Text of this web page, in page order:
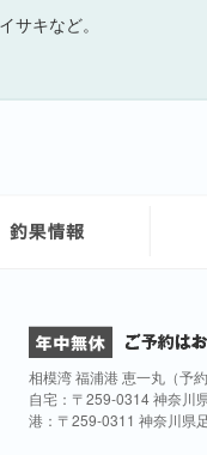
サキなど。
相模湾 福浦港 恵一丸（予
自宅：〒259-0314 神奈川
港：〒259-0311 神奈川県